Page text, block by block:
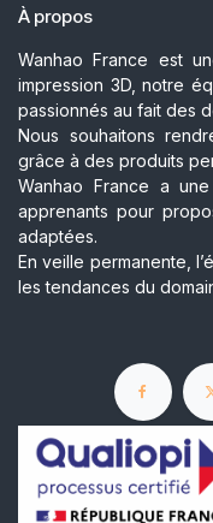
À propos
Wanhao France est
impression 3D, notre
passionnés au fait des
Nous souhaitons
grâce à des produits
Wanhao France a
apprenants pour
adaptées.
En veille permanente,
les tendances du